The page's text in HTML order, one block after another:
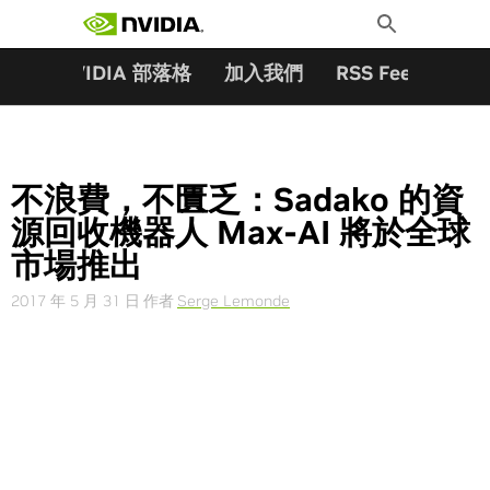
Toggle
Search
NVIDIA 部落格 加入我們 RSS Feeds
不浪費，不匱乏：Sadako 的資
源回收機器人 Max-AI 將於全球
市場推出
2017 年 5 月 31 日 作者 Serge Lemonde